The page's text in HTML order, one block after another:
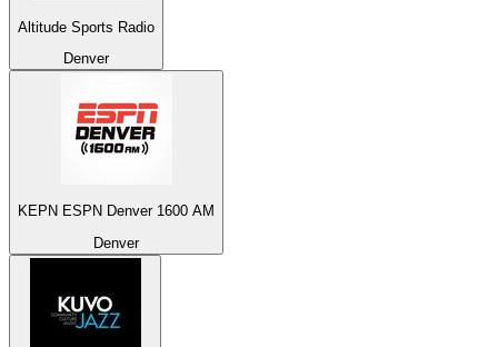
Altitude Sports Radio
Denver
KEPN ESPN Denver 1600 AM
Denver